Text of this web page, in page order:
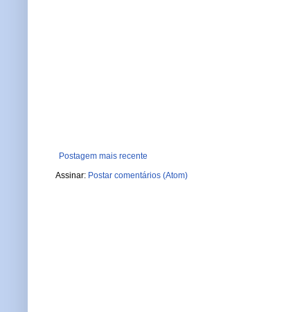
Postagem mais recente
Assinar: Postar comentários (Atom)